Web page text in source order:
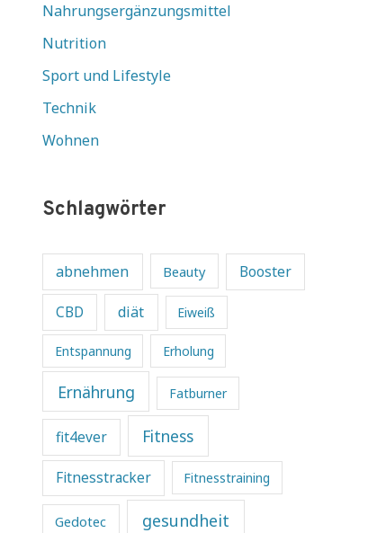
Nahrungsergänzungsmittel
Nutrition
Sport und Lifestyle
Technik
Wohnen
Schlagwörter
abnehmen Beauty Booster
CBD diät Eiweiß
Entspannung Erholung
Ernährung Fatburner
fit4ever Fitness
Fitnesstracker Fitnesstraining
Gedotec gesundheit